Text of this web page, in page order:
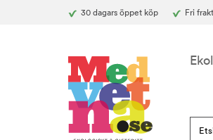
30 dagars öppet köp Fri